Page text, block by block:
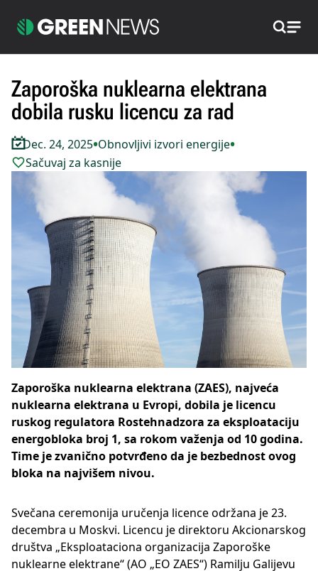
Zaporoška nuklearna elektrana
dobila rusku licencu za rad
Dec. 24, 2025•Obnovljivi izvori energije•
Sačuvaj za kasnije
Zaporoška nuklearna elektrana (ZAES), najveća
nuklearna elektrana u Evropi, dobila je licencu
ruskog regulatora Rostehnadzora za eksploataciju
energobloka broj 1, sa rokom važenja od 10 godina.
Time je zvanično potvrđeno da je bezbednost ovog
bloka na najvišem nivou.
Svečana ceremonija uručenja licence održana je 23.
decembra u Moskvi. Licencu je direktoru Akcionarskog
društva „Eksploataciona organizacija Zaporoške
nuklearne elektrane“ (AO „EO ZAES“) Ramilju Galijevu